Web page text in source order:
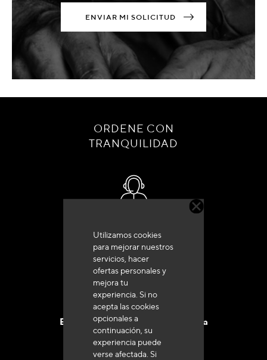
Utilizamos cookies
para mejorar nuestros
servicios, hacer
ofertas personales y
mejora tu
experiencia. Si no
acepta las cookies
opcionales a
continuación, su
experiencia puede
verse afectada. Si
ENVIAR MI SOLICITUD
ORDENE CON
TRANQUILIDAD
+33 (0)4 79 72 62 22 Pulse 1
Entrega en 48 a 72 horas en Francia